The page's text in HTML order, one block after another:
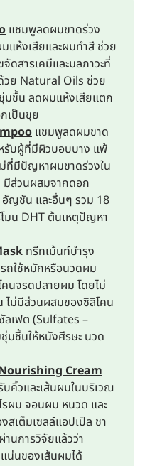
แชมพูลดผมขาดร่วง
แห้งเสียและผมทำสี ช่วย
ดสารเคมีและมลภาวะที่
ย Natural Oils ช่วย
มชื้น ลดผมแห้งเสียแตก
เป็นขุย
แชมพูลดผมขาด
รับผู้ที่มีผิวบอบบาง แพ้
ที่มีปัญหาผมขาดร่วงใน
ส่วนผสมจากดอก
อัญชัน และอื่นๆ รวม 18
น DHT ต้นเหตุปัญหา
ทรีทเม้นท์บำรุง
ถใช้หมักหรือนวดผม
นจรดปลายผม โดยไม่
ไม่มีส่วนผสมของซิลิโคน
ลเฟต (Sulfates –
มชื้นให้หนังศีรษะ นวด
Cream
คิ้วและเส้นผมในบริเวณ
ผม จอนผม หนวด และ
สเต็มเซลล์แอปเปิล ชา
านการวิจัยแล้วว่า
น่นของเส้นผมได้